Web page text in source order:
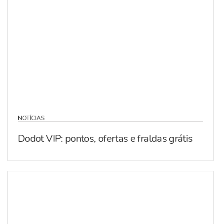
NOTÍCIAS
Dodot VIP: pontos, ofertas e fraldas grátis